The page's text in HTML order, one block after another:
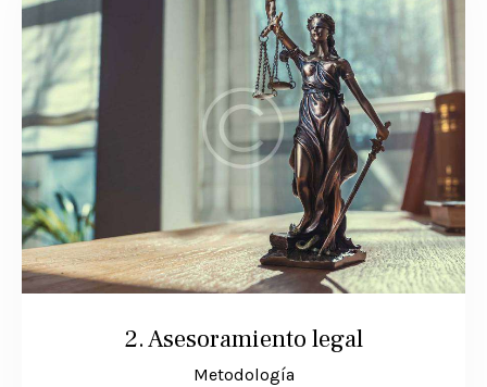
2. Asesoramiento legal
Metodología